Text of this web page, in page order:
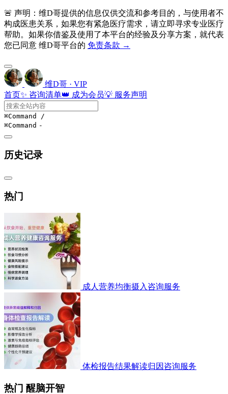
🚨 声明：维D哥提供的信息仅供交流和参考目的，与使用者不
构成医患关系，如果您有紧急医疗需求，请立即寻求专业医疗
帮助。如果你借鉴及使用了本平台的经验及分享方案，就代表
您已同意 维D哥平台的 免责条款 →
维D哥 · VIP
首页✨ 咨询清单👑 成为会员💡 服务声明
⌘Command /
⌘Command -
历史记录
热门
成人营养均衡摄入咨询服务
体检报告结果解读归因咨询服务
热门 醒脑开智